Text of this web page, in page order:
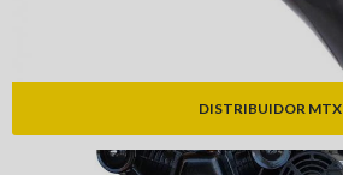
DISTRIBUIDOR MTX